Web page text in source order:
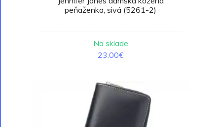
peňaženka, sivá (5261-2)
Na sklade
23.00€